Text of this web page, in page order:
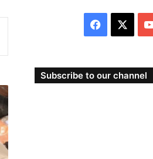
Facebook
Subscribe to our channel